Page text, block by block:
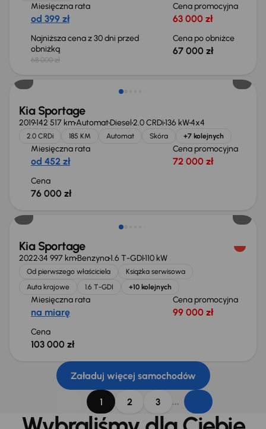
Miesięczna rata
od 399 zł
Cena promocyjna
63 000 zł
Najniższa cena z 30 dni przed
obniżką
68 000 zł
Cena po obniżce
67 000 zł
Kia Sportage
2019142 517 kmAutomatDiesel2.0 CRDi136 kW4x4
2.0 CRDi 185 KM Automat Skóra +7 kolejnych
Miesięczna rata
od 452 zł
Cena promocyjna
72 000 zł
Cena
76 000 zł
Kia Sportage
202234 997 kmBenzyna1.6 T-GDI110 kW
Od pierwszego właściciela
Książka serwisowa
Auta krajowe
1.6 T-GDI +10 kolejnych
Miesięczna rata
na miarę
Cena promocyjna
99 000 zł
Cena
103 000 zł
Załaduj więcej samochodów
1 2 3 ...